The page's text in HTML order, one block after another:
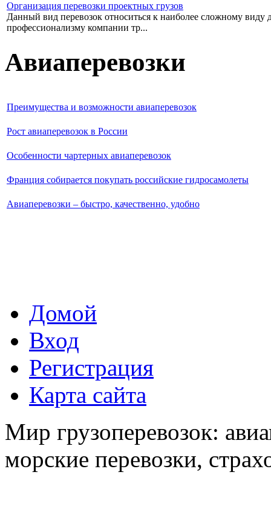
Организация перевозки проектных грузов
Данный вид перевозок относиться к наиболее сложному виду
профессионализму компании тр...
Авиаперевозки
Преимущества и возможности авиаперевозок
Рост авиаперевозок в России
Особенности чартерных авиаперевозок
Франция собирается покупать российские гидросамолеты
Авиаперевозки – быстро, качественно, удобно
Домой
Вход
Регистрация
Карта сайта
Мир грузоперевозок:
морские перевозки,